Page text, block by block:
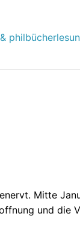
philbücher
Mitte
und die